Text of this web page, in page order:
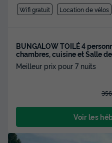
Wifi gratuit Location de vélos
BUNGALOW TOILÉ 4
chambres, cuisine et Salle
Meilleur prix pour 7 nuits
Voir les